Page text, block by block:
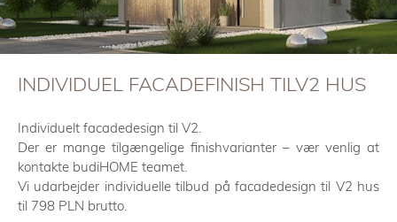
INDIVIDUEL FACADEFINISH TILV2 HUS
Individuelt facadedesign til V2.
Der er mange tilgængelige finishvarianter – vær venlig at
kontakte budiHOME teamet.
Vi udarbejder individuelle tilbud på facadedesign til V2 hus
til 798 PLN brutto.